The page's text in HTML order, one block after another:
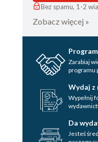
Bez spamu, 1-2
Zobacz więcej »
Zarabiaj
programu
Wydaj z
Wypełnij
Da
Jesteś